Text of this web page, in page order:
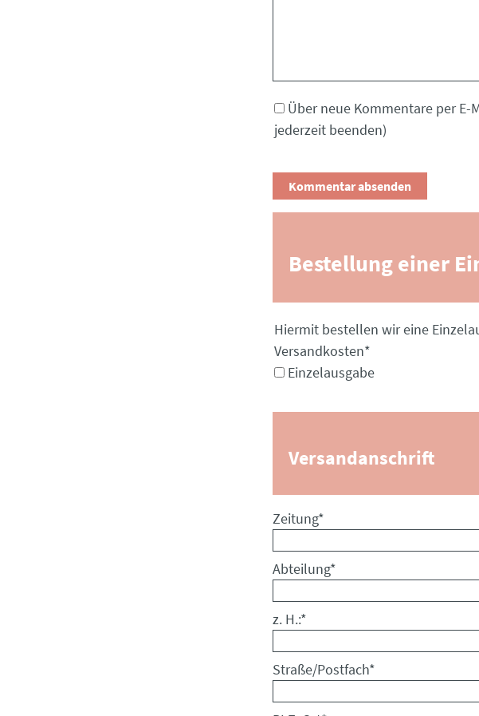
Über neue Kommentare per
jederzeit beenden)
Bestellung einer
Pflichtfeld
Hiermit bestellen wir eine
Versandkosten*
Einzelausgabe
Versandanschrift
Pflichtfeld
Zeitung*
Pflichtfeld
Abteilung*
Pflichtfeld
z. H.:*
Pflichtfeld
Straße/Postfach*